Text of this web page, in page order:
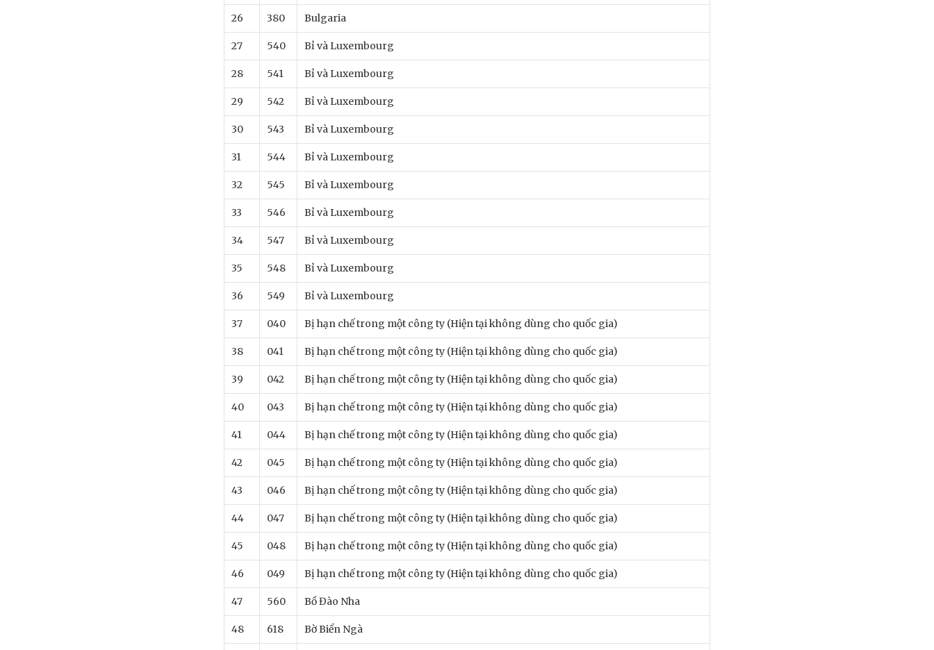
26 380 Bulgaria
27 540 Bỉ và Luxembourg
28 541 Bỉ và Luxembourg
29 542 Bỉ và Luxembourg
30 543 Bỉ và Luxembourg
31 544 Bỉ và Luxembourg
32 545 Bỉ và Luxembourg
33 546 Bỉ và Luxembourg
34 547 Bỉ và Luxembourg
35 548 Bỉ và Luxembourg
36 549 Bỉ và Luxembourg
37 040 Bị hạn chế trong một công ty (Hiện tại không dùng cho quốc gia)
38 041 Bị hạn chế trong một công ty (Hiện tại không dùng cho quốc gia)
39 042 Bị hạn chế trong một công ty (Hiện tại không dùng cho quốc gia)
40 043 Bị hạn chế trong một công ty (Hiện tại không dùng cho quốc gia)
41 044 Bị hạn chế trong một công ty (Hiện tại không dùng cho quốc gia)
42 045 Bị hạn chế trong một công ty (Hiện tại không dùng cho quốc gia)
43 046 Bị hạn chế trong một công ty (Hiện tại không dùng cho quốc gia)
44 047 Bị hạn chế trong một công ty (Hiện tại không dùng cho quốc gia)
45 048 Bị hạn chế trong một công ty (Hiện tại không dùng cho quốc gia)
46 049 Bị hạn chế trong một công ty (Hiện tại không dùng cho quốc gia)
47 560 Bồ Đào Nha
48 618 Bờ Biển Ngà